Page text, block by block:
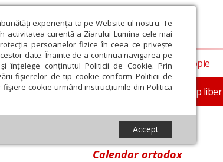
experiența ta pe Website-ul nostru. Te
activitatea curentă a Ziarului Lumina cele mai
persoanelor fizice în ceea ce privește
date. Înainte de a continua navigarea pe
înțelege conținutul Politicii de Cookie. Prin
fişierelor de tip cookie conform Politicii de
cookie urmând instrucțiunile din Politica
Accept
Societate
Religie și știință Familie Timp liber
Opinii Filantropie
Calendar ortodox